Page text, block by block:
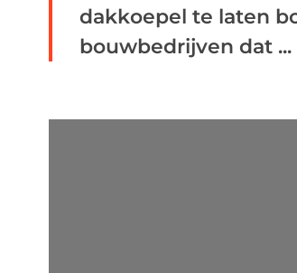
dakkoepel te laten
bouwbedrijven dat ...